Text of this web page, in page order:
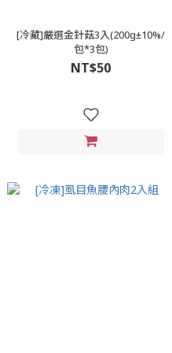
[冷藏]嚴選金針菇3入(200g±10%/
包*3包)
NT$50